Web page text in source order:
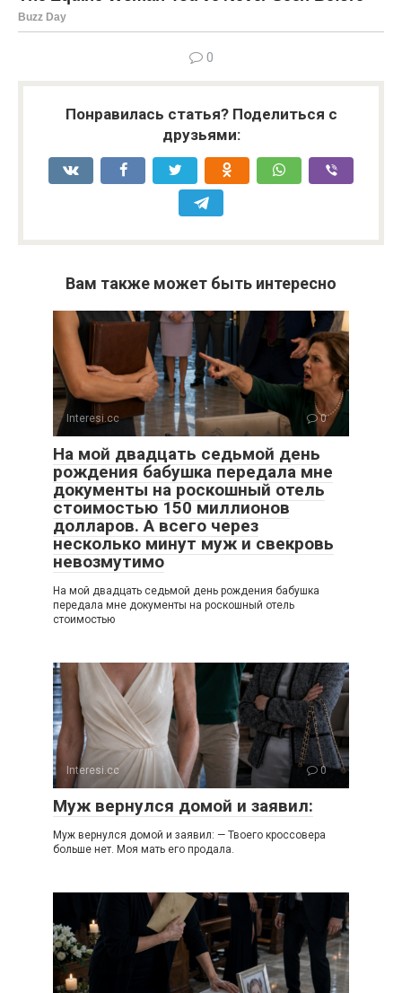
0
Понравилась статья? Поделиться с
друзьями:
Вам также может быть интересно
Interesi.cc 0
На мой двадцать седьмой день
рождения бабушка передала мне
документы на роскошный отель
стоимостью 150 миллионов
долларов. А всего через
несколько минут муж и свекровь
невозмутимо
На мой двадцать седьмой день рождения бабушка
передала мне документы на роскошный отель
стоимостью
Interesi.cc 0
Муж вернулся домой и заявил:
Муж вернулся домой и заявил: — Твоего кроссовера
больше нет. Моя мать его продала.